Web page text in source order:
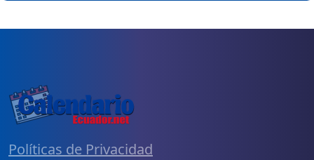
Políticas de Privacidad